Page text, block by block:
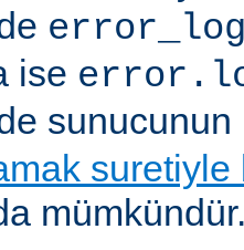
ise
sunucunun